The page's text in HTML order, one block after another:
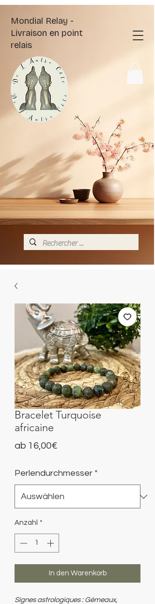
Mondial Relay -
Livraison en point
relais
Bracelet Turquoise
africaine
ab 16,00€Sale-
Perlendurchmesser *
Anzahl *
In den Warenkorb
Signes astrologiques : Gémeaux,